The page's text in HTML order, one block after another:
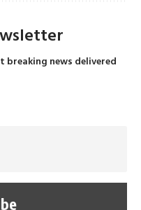
breaking news delivered